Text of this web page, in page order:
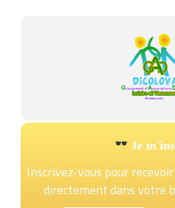
Je
Inscrivez-vous pour
directement dans votre